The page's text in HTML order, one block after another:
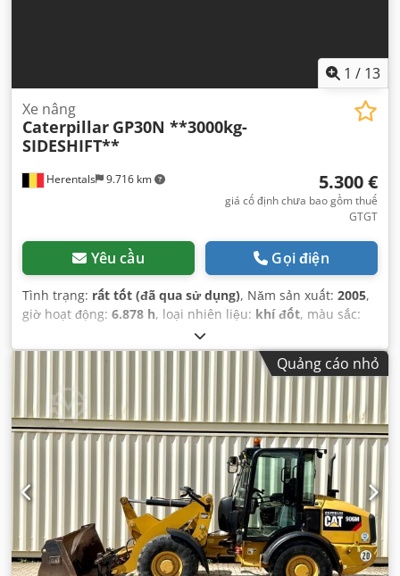
1 / 13
Herentals 9.716 km
Xe nâng
Caterpillar GP30N **3000kg-
SIDESHIFT**
5.300 €
giá cố định chưa bao gồm thuế
GTGT
Yêu cầu Gọi điện
Tình trạng: rất tốt (đã qua sử dụng), Năm sản xuất: 2005,
giờ hoạt động: 6.878 h, loại nhiên liệu: khí đốt, màu sắc:
Quảng cáo nhỏ